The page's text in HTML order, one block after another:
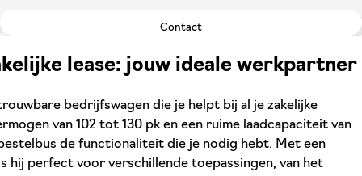
Contact
lease: jouw ideale werkpartner
bedrijfswagen die je helpt bij al je zakelijke
van 102 tot 130 pk en een ruime laadcapaciteit van
de functionaliteit die je nodig hebt. Met een
hij perfect voor verschillende toepassingen, van het